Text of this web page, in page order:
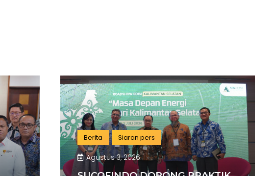
Berita Siaran pers
Agustus 3, 2026